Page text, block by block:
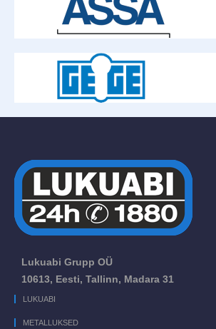
Lukuabi Grupp OÜ
10613, Eesti, Tallinn, Madara 31
LUKUABI
METALLUKSED